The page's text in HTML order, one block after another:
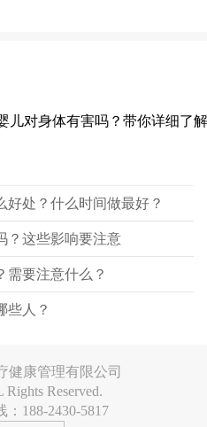
好处？什么时间做最好？
？这些影响要注意
需要注意什么？
些人？
健康管理有限公司
Reserved.
：188-2430-5817